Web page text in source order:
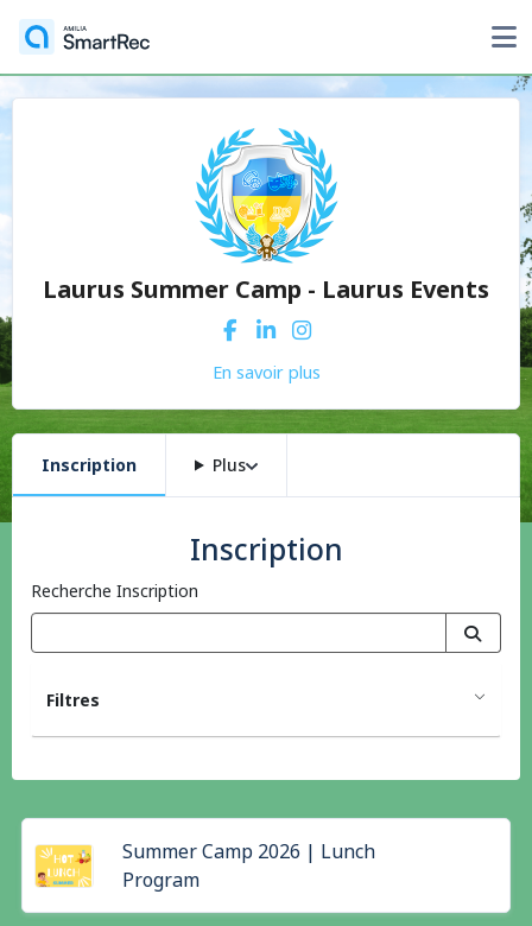
Laurus Summer Camp - Laurus Events
En savoir plus
Inscription Plus
Inscription
Recherche Inscription
Filtres
Summer Camp 2026 | Lunch
Program